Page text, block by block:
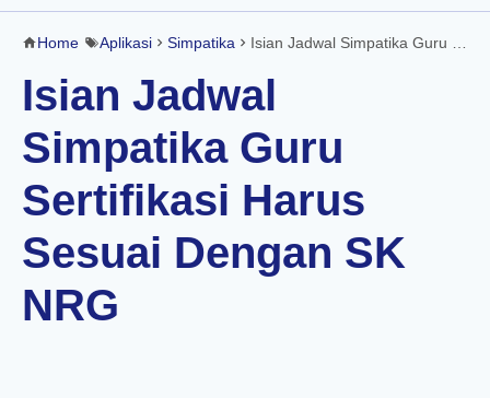
Home Aplikasi Simpatika Isian Jadwal Simpatika Guru Sertifikasi Harus Sesuai Dengan SK NRG
Isian Jadwal
Simpatika Guru
Sertifikasi Harus
Sesuai Dengan SK
NRG